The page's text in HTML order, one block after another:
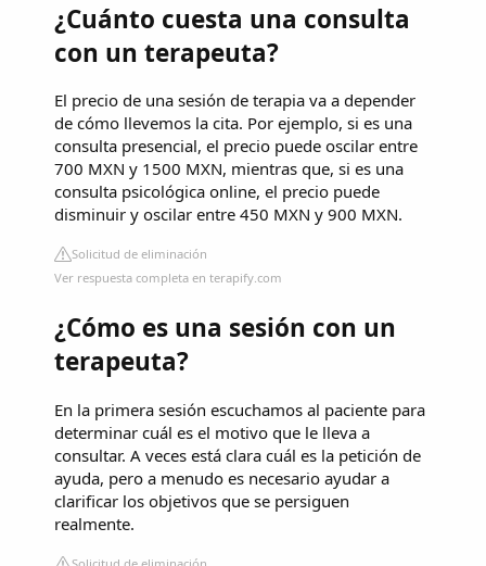
¿Cuánto cuesta una consulta
con un terapeuta?
El precio de una sesión de terapia va a depender
de cómo llevemos la cita. Por ejemplo, si es una
consulta presencial, el precio puede oscilar entre
700 MXN y 1500 MXN, mientras que, si es una
consulta psicológica online, el precio puede
disminuir y oscilar entre 450 MXN y 900 MXN.
Solicitud de eliminación
Ver respuesta completa en terapify.com
¿Cómo es una sesión con un
terapeuta?
En la primera sesión escuchamos al paciente para
determinar cuál es el motivo que le lleva a
consultar. A veces está clara cuál es la petición de
ayuda, pero a menudo es necesario ayudar a
clarificar los objetivos que se persiguen
realmente.